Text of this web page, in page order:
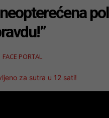
FACE PORTAL
za sutra u 12 sati!